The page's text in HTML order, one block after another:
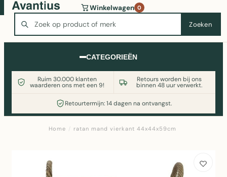
Zoeken
Winkelwagen 0
CATEGORIEËN
Ruim 30.000 klanten
waarderen ons met een 9!
Retours worden bij ons
binnen 48 uur verwerkt.
Retourtermijn: 14 dagen na ontvangst.
Wasmachine of koelkast nodig? Vergelijk alle prijzen op
Witgoedaanbod.nl
Home / ratan mand vierkant 44x44x59cm